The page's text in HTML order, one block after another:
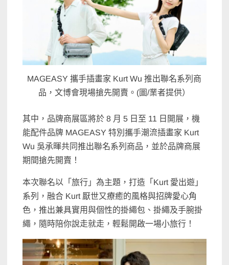
MAGEASY 攜手插畫家 Kurt Wu 推出聯名系列商
品，文博會現場搶先開賣。(圖/業者提供）
其中，品牌商展區將於 8 月 5 日至 11 日開展，機
能配件品牌 MAGEASY 特別攜手潮流插畫家 Kurt
Wu 吳承暉共同推出聯名系列商品，並於品牌商展
期間搶先開賣！
本次聯名以「旅行」為主題，打造「Kurt 愛出遊」
系列，融合 Kurt 厭世又療癒的風格與招牌愛心角
色，推出兼具實用與個性的掛繩包、掛繩及手腕掛
繩，隨時陪你說走就走，輕鬆開啟一場小旅行！